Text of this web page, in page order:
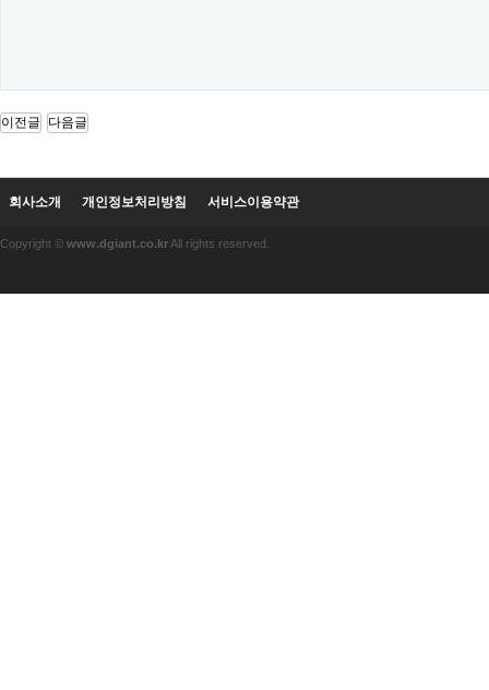
이전글 다음글
회사소개 개인정보처리방침 서비스이용약관
Copyright © www.dgiant.co.kr All rights reserved.